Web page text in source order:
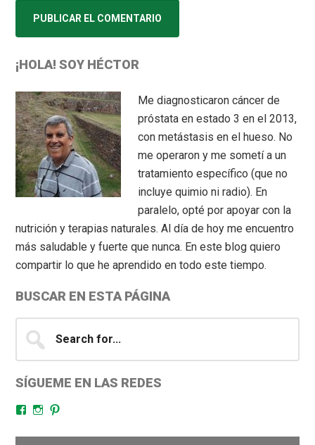
Primary
Sidebar
¡HOLA! SOY HÉCTOR
Me diagnosticaron cáncer de
próstata en estado 3 en el 2013,
con metástasis en el hueso. No
me operaron y me sometí a un
tratamiento específico (que no
incluye quimio ni radio). En
paralelo, opté por apoyar con la
nutrición y terapias naturales. Al día de hoy me encuentro
más saludable y fuerte que nunca. En este blog quiero
compartir lo que he aprendido en todo este tiempo.
BUSCAR EN ESTA PÁGINA
for...
SÍGUEME EN LAS REDES
FacebookInstagram